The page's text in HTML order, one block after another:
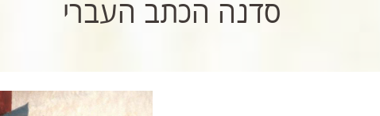
סדנה הכתב העברי